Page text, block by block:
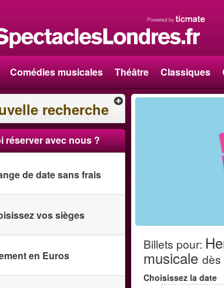
Comédies musicales Théâtre Classiques
recherche
réserver avec nous ?
de date sans frais
vos sièges
en Euros
Billets pour:
musicale dès
Choisissez la date